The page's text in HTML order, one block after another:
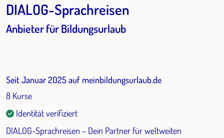
DIALOG-Sprachreisen
Anbieter für Bildungsurlaub
DIALOG-Sprachreisen – Dein Partner für weltweiten
Seit Januar 2025 auf meinbildungsurlaub.de
8 Kurse
Identität verifiziert